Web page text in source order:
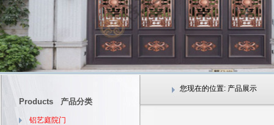
Products 产品分类
铝艺庭院门
您现在的位置: 产品展示